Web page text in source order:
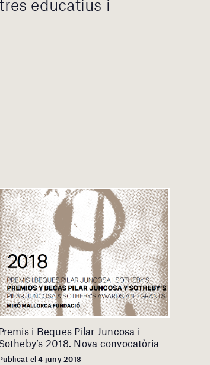
educatius i
i Beques Pilar Juncosa i
2018. Nova convocatòria
el 4 juny 2018